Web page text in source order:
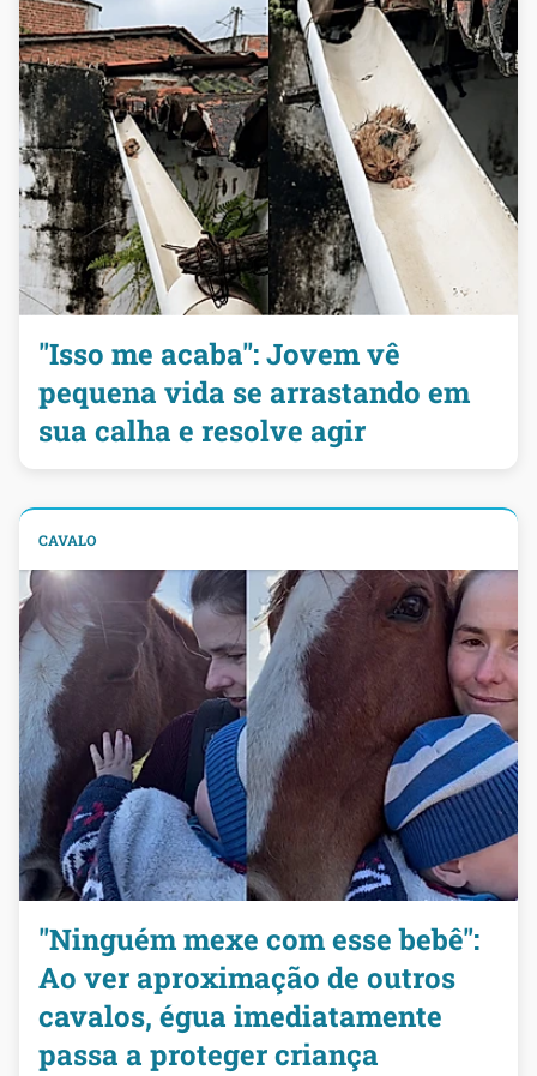
"Isso me acaba": Jovem vê
pequena vida se arrastando em
sua calha e resolve agir
CAVALO
"Ninguém mexe com esse bebê":
Ao ver aproximação de outros
cavalos, égua imediatamente
passa a proteger criança